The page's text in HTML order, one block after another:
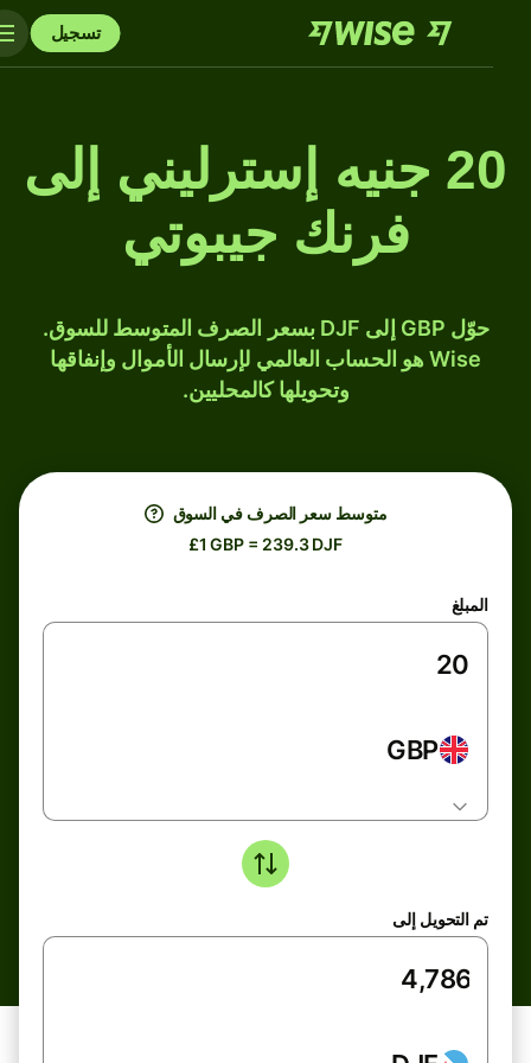
تسجيل
20 جنيه إسترليني إلى
فرنك جيبوتي
حوّل GBP إلى DJF بسعر الصرف المتوسط للسوق.
Wise هو الحساب العالمي لإرسال الأموال وإنفاقها
وتحويلها كالمحليين.
متوسط ​​سعر الصرف في السوق
£1 GBP = 239.3 DJF
المبلغ
GBP
تم التحويل إلى